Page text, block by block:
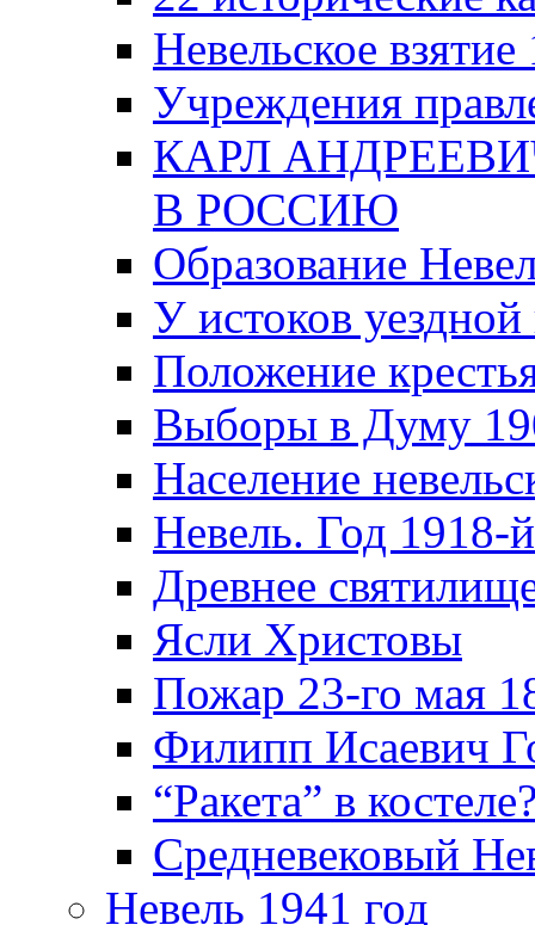
Невельское
Учреждения
КАРЛ
В РОССИЮ
Образование
У истоков
Положение
Выборы в Думу
Население
Невель. Год 1918-
Древнее
Ясли Христовы
Пожар 23-го мая
Филипп Исаевич
“Ракета” в
Средневековый
Невель 1941 год